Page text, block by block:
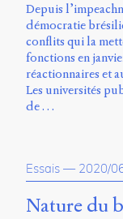
Depuis
démocratie
conflits qui la
fonctions en
réactionnaires et
Les universités
de …
Essais — 2020/
Nature du